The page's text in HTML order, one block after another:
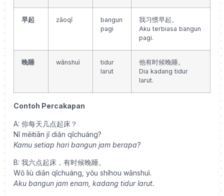
早起 zǎoqǐ
bangun
pagi
我习惯早起。
Aku terbiasa bangun
pagi.
晚睡 wǎnshuì
tidur
larut
他有时候晚睡。
Dia kadang tidur
larut.
Contoh Percakapan
A: 你每天几点起床？
Nǐ měitiān jǐ diǎn qǐchuáng?
Kamu setiap hari bangun jam berapa?
B: 我六点起床，有时候晚睡。
Wǒ liù diǎn qǐchuáng, yǒu shíhou wǎnshuì.
Aku bangun jam enam, kadang tidur larut.